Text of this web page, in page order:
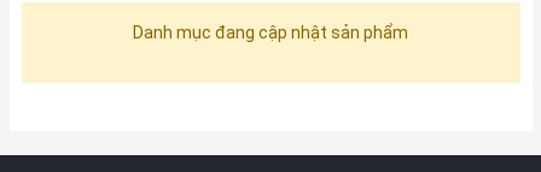
Danh mục đang cập nhật sản phẩm